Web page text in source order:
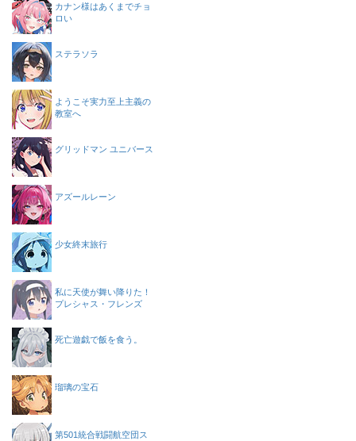
カナン様はあくまでチョ
ロい
ステラソラ
ようこそ実力至上主義の
教室へ
グリッドマン ユニバース
アズールレーン
少女終末旅行
私に天使が舞い降りた！
プレシャス・フレンズ
死亡遊戯で飯を食う。
瑠璃の宝石
第501統合戦闘航空団ス